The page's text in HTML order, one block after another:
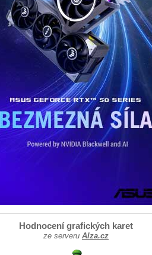
Hodnocení grafických karet
ze serveru Alza.cz